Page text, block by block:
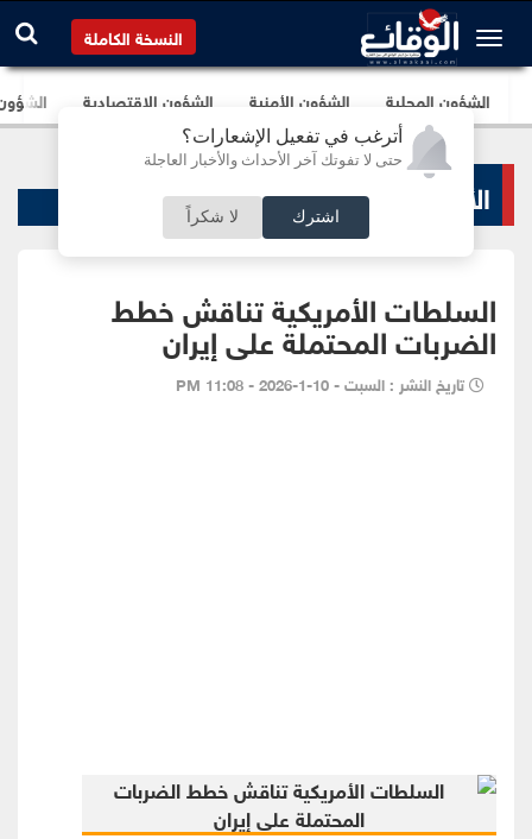
أترغب في تفعيل الإشعارات؟
حتى لا تفوتك آخر الأحداث والأخبار العاجلة
اشترك لا شكراً
النسخة الكاملة
الشؤون المحلية الشؤون الأمنية الشؤون الإقتصادية
الأخبار السياسية
السلطات الأمريكية تناقش خطط
الضربات المحتملة على إيران
تاريخ النشر : السبت - 10-1-2026 - 11:08 PM